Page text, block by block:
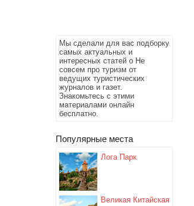
Мы сделали для вас подборку
самых актуальных и
интересных статей о Не
совсем про туризм от
ведущих туристических
журналов и газет.
Знакомьтесь с этими
материалами онлайн
бесплатно.
Популярные места
Лога Парк
Великая Китайская